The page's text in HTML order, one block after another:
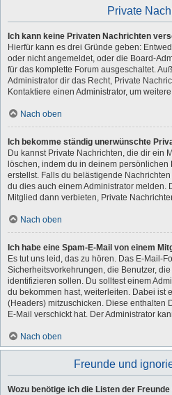
Private
Ich kann keine Privaten Nachrichten
Hierfür kann es drei Gründe geben:
oder nicht angemeldet, oder die Board-
für das komplette Forum ausgeschaltet.
Administrator dir das Recht, Private
Kontaktiere einen Administrator, um
Nach oben
Ich bekomme ständig unerwünschte
Du kannst Private Nachrichten, die dir ein
löschen, indem du in deinem
erstellst. Falls du belästigende
du dies auch einem Administrator melden.
Mitglied dann verbieten, Private
Nach oben
Ich habe eine Spam-E-Mail von einem
Es tut uns leid, das zu hören. Das E-Mail-
Sicherheitsvorkehrungen, die Benutzer,
identifizieren sollen. Du solltest einem
du bekommen hast, weiterleiten. Dabei ist
(Headers) mitzuschicken. Diese enthalten
E-Mail verschickt hat. Der Administrator
Nach oben
Freunde und
Wozu benötige ich die Listen der